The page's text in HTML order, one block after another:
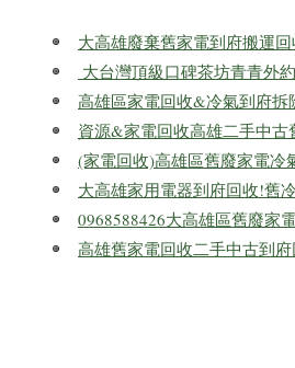
大高雄廢棄舊家電到府搬運
大台灣頂級口碑茶坊青青外
高雄區家電回收&冷氣到府
資源&家電回收高雄二手中
(家電回收)高雄區舊廢家電冷
大高雄家用電器到府回收!舊
0968588426大高雄區舊廢家
高雄舊家電回收二手中古到